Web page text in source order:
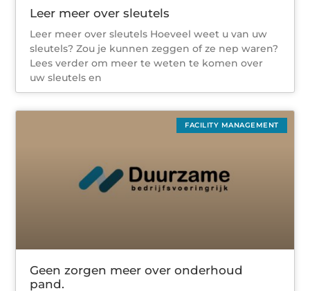
Leer meer over sleutels
Leer meer over sleutels Hoeveel weet u van uw
sleutels? Zou je kunnen zeggen of ze nep waren?
Lees verder om meer te weten te komen over
uw sleutels en
FACILITY MANAGEMENT
Geen zorgen meer over onderhoud
pand.